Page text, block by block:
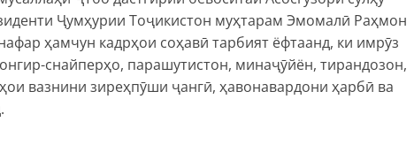
Ҷумҳурии Тоҷикистон муҳтарам Эмомалӣ Раҳмон
ҳамчун кадрҳои соҳавӣ тарбият ёфтаанд, ки имрӯз
снайперҳо, парашутистон, минаҷӯйён, тирандозон,
вазнини зиреҳпӯши ҷангӣ, ҳавонавардони ҳарбӣ ва